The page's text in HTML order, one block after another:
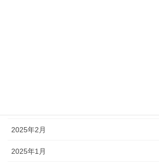
2025年2月
2025年1月